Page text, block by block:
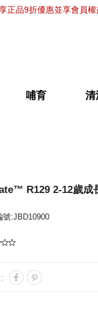
正品9折優惠並享會員權
哺育 清
R129 2-12歲成
號:JBD10900